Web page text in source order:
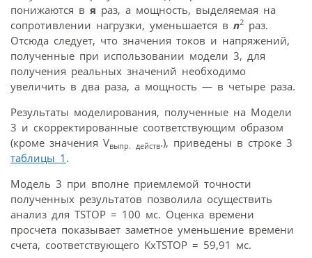
понижаются в я раз, а мощность, выделяемая на
сопротивлении нагрузки, уменьшается в п2 раз.
Отсюда следует, что значения токов и напряжений,
полученные при использовании модели 3, для
получения реальных значений необходимо
увеличить в два раза, а мощность — в четыре раза.
Результаты моделирования, полученные на Модели
3 и скорректированные соответствующим образом
(кроме значения Vвыпр. действ.), приведены в строке 3
таблицы 1 .
Модель 3 при вполне приемлемой точности
полученных результатов позволила осуществить
анализ для TSTOP = 100 мс. Оценка времени
просчета показывает заметное уменьшение времени
счета, соответствующего KxTSTOP = 59,91 мс.